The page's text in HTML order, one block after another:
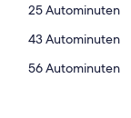
‪25 Autominuten‬
‪43 Autominuten‬
‪56 Autominuten‬